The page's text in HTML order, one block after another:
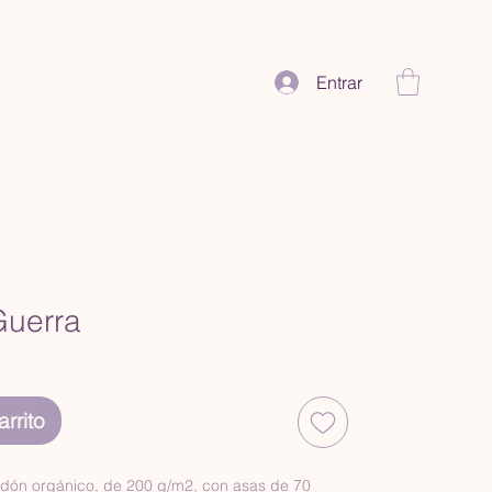
Entrar
orgánico, de 200 g/m2, con asas de 70